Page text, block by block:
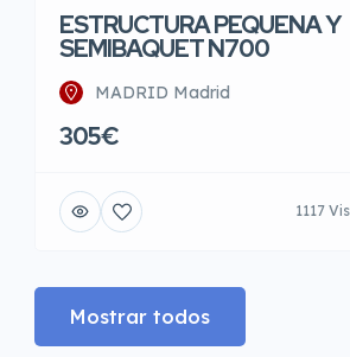
ESTRUCTURA PEQUENA Y
SEMIBAQUET N700
MADRID Madrid
305€
1117
Mostrar todos